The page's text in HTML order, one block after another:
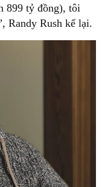
899 tỷ đồng), tôi
Randy Rush kể lại.